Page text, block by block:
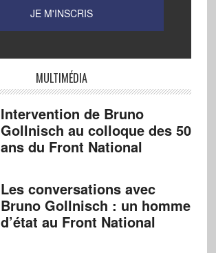
MULTIMÉDIA
Intervention de Bruno
Gollnisch au colloque des 50
ans du Front National
Les conversations avec
Bruno Gollnisch : un homme
d’état au Front National